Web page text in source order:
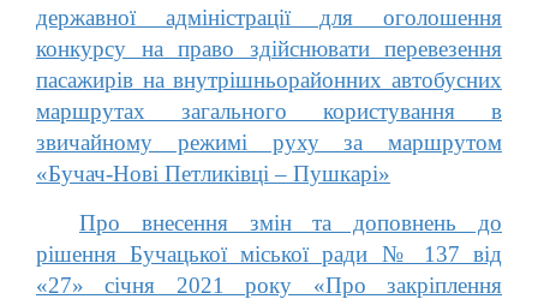
державної адміністрації для оголошення
конкурсу на право здійснювати перевезення
пасажирів на внутрішньорайонних автобусних
маршрутах загального користування в
звичайному режимі руху за маршрутом
«Бучач-Нові Петликівці – Пушкарі»
Про внесення змін та доповнень до
рішення Бучацької міської ради № 137 від
«27» січня 2021 року «Про закріплення